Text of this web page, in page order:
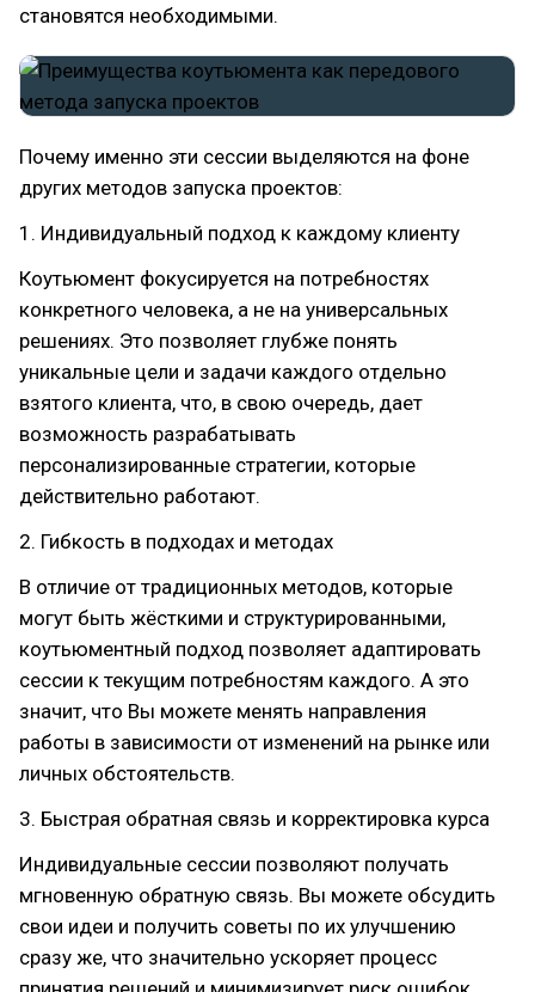
становятся необходимыми.
Почему именно эти сессии выделяются на фоне
других методов запуска проектов:
1. Индивидуальный подход к каждому клиенту
Коутьюмент фокусируется на потребностях
конкретного человека, а не на универсальных
решениях. Это позволяет глубже понять
уникальные цели и задачи каждого отдельно
взятого клиента, что, в свою очередь, дает
возможность разрабатывать
персонализированные стратегии, которые
действительно работают.
2. Гибкость в подходах и методах
В отличие от традиционных методов, которые
могут быть жёсткими и структурированными,
коутьюментный подход позволяет адаптировать
сессии к текущим потребностям каждого. А это
значит, что Вы можете менять направления
работы в зависимости от изменений на рынке или
личных обстоятельств.
3. Быстрая обратная связь и корректировка курса
Индивидуальные сессии позволяют получать
мгновенную обратную связь. Вы можете обсудить
свои идеи и получить советы по их улучшению
сразу же, что значительно ускоряет процесс